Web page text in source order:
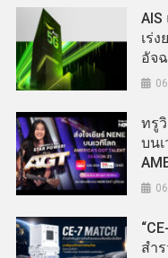
เร่
อัจ
ทรู
บน
สำ